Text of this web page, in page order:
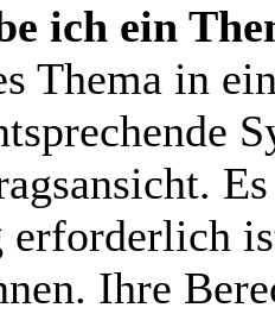
ich ein
Thema in
erforderlich
Ihre